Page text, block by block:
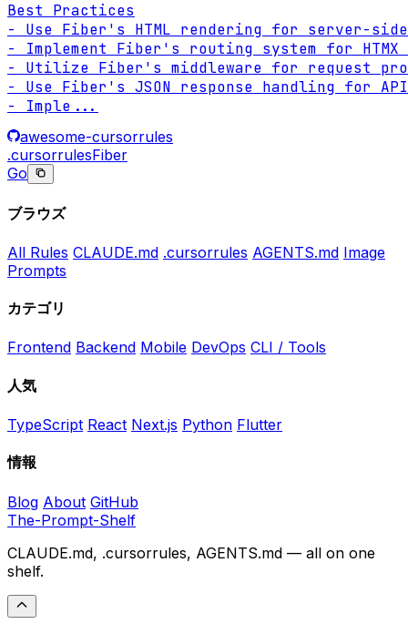
Best Practices
- Use Fiber's HTML rendering for server-
- Implement Fiber's routing system for HTMX
- Utilize Fiber's middleware for request
- Use Fiber's JSON response handling for
- Imple ...
awesome-cursorrules
.cursorrulesFiber
Go
ブラウズ
All Rules CLAUDE.md .cursorrules AGENTS.md Image
Prompts
カテゴリ
Frontend Backend Mobile DevOps CLI / Tools
人気
TypeScript React Next.js Python Flutter
情報
Blog About GitHub
The-Prompt-Shelf
CLAUDE.md, .cursorrules, AGENTS.md — all on one
shelf.